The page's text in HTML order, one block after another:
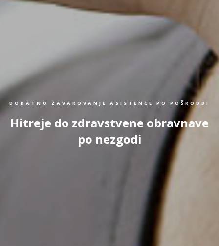
DODATNO ZAVAROVANJE ASISTENCE PO POŠKODBI
Hitreje do zdravstvene obravnave
po nezgodi